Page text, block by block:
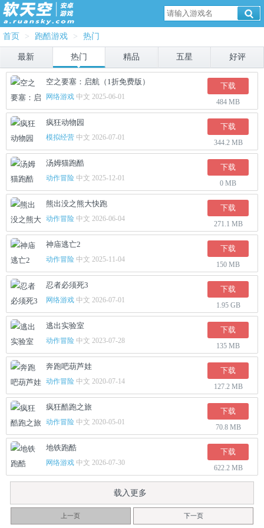
首页 > 跑酷游戏 > 热门
最新 热门 精品 五星 好评
空之要塞：启航（1折免费版）
网络游戏 中文 2025-06-01
下载
484 MB
疯狂动物园
模拟经营 中文 2026-07-01
下载
344.2 MB
汤姆猫跑酷
动作冒险 中文 2025-12-01
下载
0 MB
熊出没之熊大快跑
动作冒险 中文 2026-06-04
下载
271.1 MB
神庙逃亡2
动作冒险 中文 2025-11-04
下载
150 MB
忍者必须死3
网络游戏 中文 2026-07-01
下载
1.95 GB
逃出实验室
动作冒险 中文 2023-07-28
下载
135 MB
奔跑吧葫芦娃
动作冒险 中文 2020-07-14
下载
127.2 MB
疯狂酷跑之旅
动作冒险 中文 2020-05-01
下载
70.8 MB
地铁跑酷
网络游戏 中文 2026-07-30
下载
622.2 MB
载入更多
上一页 下一页